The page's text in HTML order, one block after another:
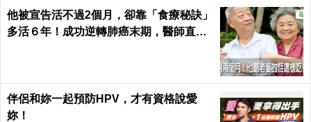
他被宣告活不過2個月，卻靠「食療秘訣」
多活６年！成功逆轉肺癌末期，醫師直
伴侶和妳一起預防HPV，才有資格說愛
妳！